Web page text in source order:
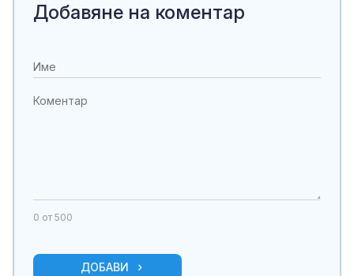
Добавяне на коментар
0 от 500
ДОБАВИ